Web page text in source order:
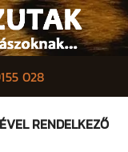
028
RENDELKEZŐ